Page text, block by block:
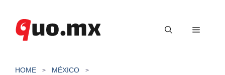
contenido
Menú
HOME
MÉXICO